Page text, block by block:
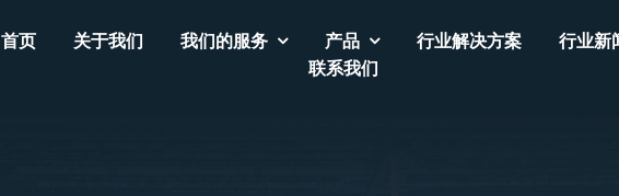
首页 关于我们 我们的服务 产品 行业解决方案
行业新
联系我们